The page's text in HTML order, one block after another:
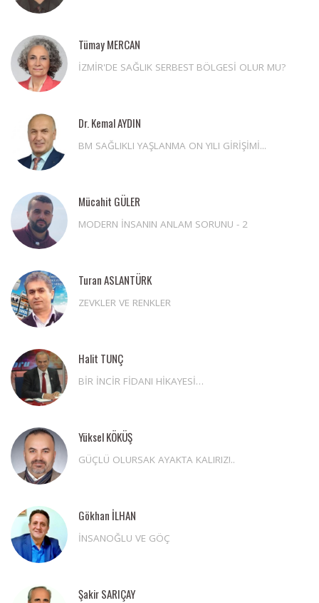
Tümay MERCAN
İZMİR'DE SAĞLIK SERBEST BÖLGESİ OLUR MU?
Dr. Kemal AYDIN
BM SAĞLIKLI YAŞLANMA ON YILI GİRİŞİMİ...
Mücahit GÜLER
MODERN İNSANIN ANLAM SORUNU - 2
Turan ASLANTÜRK
ZEVKLER VE RENKLER
Halit TUNÇ
BİR İNCİR FİDANI HİKAYESİ…
Yüksel KÖKÜŞ
GÜÇLÜ OLURSAK AYAKTA KALIRIZ!..
Gökhan İLHAN
İNSANOĞLU VE GÖÇ
Şakir SARIÇAY